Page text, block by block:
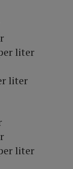
liter
liter
liter